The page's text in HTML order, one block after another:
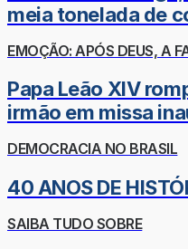
meia tonelada de
EMOÇÃO: APÓS DEUS, A
Papa Leão XIV
irmão em missa
DEMOCRACIA NO BRASIL
40 ANOS DE
SAIBA TUDO SOBRE